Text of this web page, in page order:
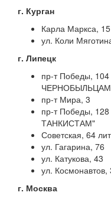
г. Курган
Карла Маркса,
ул. Коли
г. Липецк
пр-т Победы,
пр-т Мира, 3
пр-т Победы,
ТАНКИСТАМ"
Советская, 64
ул. Гагарина, 76
ул. Катукова, 43
ул. Космонавтов,
г. Москва